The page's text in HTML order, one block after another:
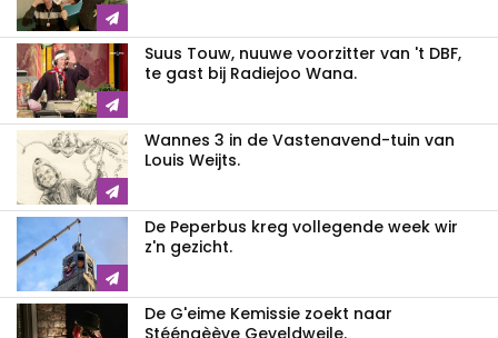
Suus Touw, nuuwe voorzitter van 't DBF,
te gast bij Radiejoo Wana.
Wannes 3 in de Vastenavend-tuin van
Louis Weijts.
De Peperbus kreg vollegende week wir
z'n gezicht.
De G'eime Kemissie zoekt naar